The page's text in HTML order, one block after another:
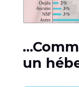
un